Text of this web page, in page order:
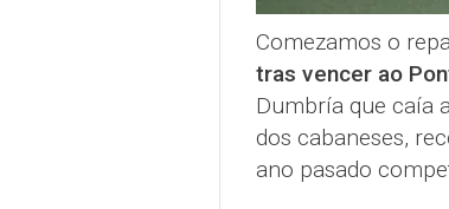
Comezamos o
tras vencer ao
Dumbría que caía
dos cabaneses,
ano pasado